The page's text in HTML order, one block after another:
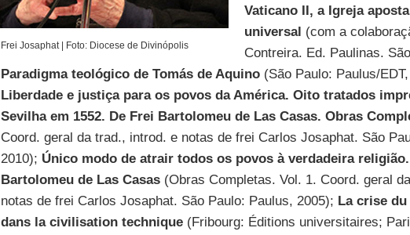
Frei Josaphat | Foto: Diocese de Divinópolis
Vaticano II, a Igreja
universal (com a
Contreira. Ed. Paulinas.
Paradigma teológico de Tomás de Aquino(São Paulo: Paulus/
Liberdade e justiça para os povos da América. Oito tratados
Sevilha em 1552. De Frei Bartolomeu de Las Casas. Obras
Coord. geral da trad., introd. e notas de frei Carlos Josaphat. São
2010); Único modo de atrair todos os povos à verdadeira
Bartolomeu de Las Casas(Obras Completas. Vol. 1. Coord. geral
notas de frei Carlos Josaphat. São Paulo: Paulus, 2005); La crise
dans la civilisation technique(Fribourg: Éditions universitaires;